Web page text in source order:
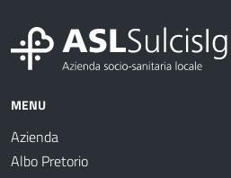
MENU
Azienda
Albo Pretorio